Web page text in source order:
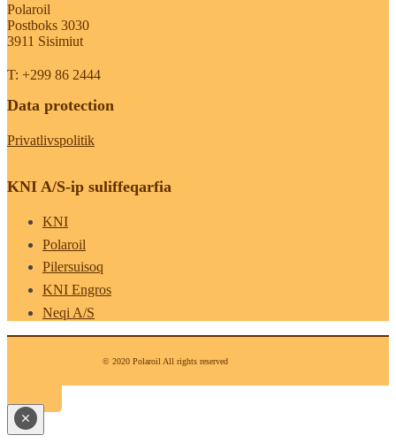
Polaroil
Postboks 3030
3911 Sisimiut
T: +299 86 2444
Data protection
Privatlivspolitik
KNI A/S-ip suliffeqarfia
KNI
Polaroil
Pilersuisoq
KNI Engros
Neqi A/S
© 2020 Polaroil All rights reserved